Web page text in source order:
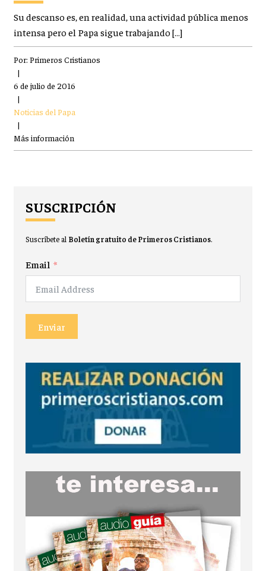
Su descanso es, en realidad, una actividad pública menos
intensa pero el Papa sigue trabajando […]
Por: Primeros Cristianos
|
6 de julio de 2016
|
Noticias del Papa
|
Más información
SUSCRIPCIÓN
Suscríbete al Boletín gratuito de Primeros Cristianos.
Email
Enviar